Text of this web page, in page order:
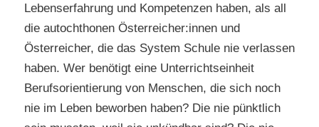
Lebenserfahrung und Kompetenzen haben, als all
die autochthonen Österreicher:innen und
Österreicher, die das System Schule nie verlassen
haben. Wer benötigt eine Unterrichtseinheit
Berufsorientierung von Menschen, die sich noch
nie im Leben beworben haben? Die nie pünktlich